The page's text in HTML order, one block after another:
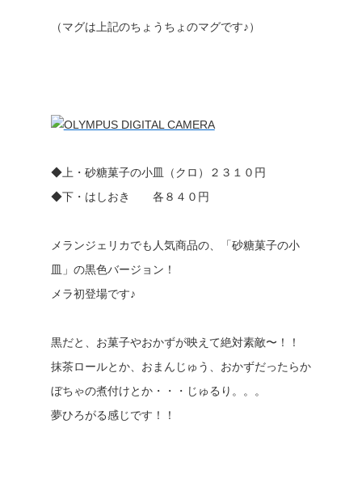
（マグは上記のちょうちょのマグです♪）
◆上・砂糖菓子の小皿（クロ）２３１０円
◆下・はしおき 各８４０円
メランジェリカでも人気商品の、「砂糖菓子の小
皿」の黒色バージョン！
メラ初登場です♪
黒だと、お菓子やおかずが映えて絶対素敵〜！！
抹茶ロールとか、おまんじゅう、おかずだったらか
ぼちゃの煮付けとか・・・じゅるり。。。
夢ひろがる感じです！！